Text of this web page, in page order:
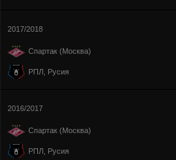
2017/2018
Спартак (Москва)
РПЛ, Русия
2016/2017
Спартак (Москва)
РПЛ, Русия